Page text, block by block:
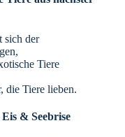
sich der
Tiere
die Tiere lieben.
& Seebrise